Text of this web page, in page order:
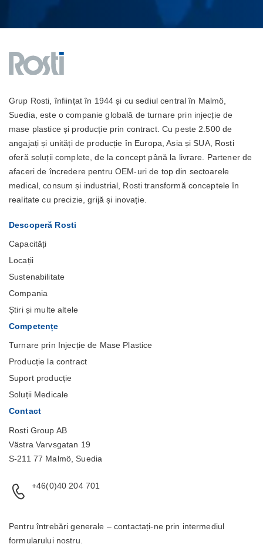
Grup Rosti, înființat în 1944 și cu sediul central în Malmö,
Suedia, este o companie globală de turnare prin injecție de
mase plastice și producție prin contract. Cu peste 2.500 de
angajați și unități de producție în Europa, Asia și SUA, Rosti
oferă soluții complete, de la concept până la livrare. Partener de
afaceri de încredere pentru OEM-uri de top din sectoarele
medical, consum și industrial, Rosti transformă conceptele în
realitate cu precizie, grijă și inovație.
Descoperă Rosti
Capacități
Locații
Sustenabilitate
Compania
Știri și multe altele
Competențe
Turnare prin Injecție de Mase Plastice
Producție la contract
Suport producție
Soluții Medicale
Contact
Rosti Group AB
Västra Varvsgatan 19
S-211 77 Malmö, Suedia
+46(0)40 204 701
Pentru întrebări generale – contactați-ne prin intermediul
formularuluinostru.